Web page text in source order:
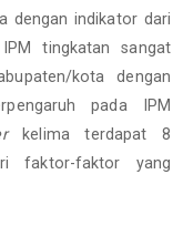
dengan indikator dari
tingkatan sangat
kota dengan
pada IPM
kelima terdapat 8
faktor-faktor yang